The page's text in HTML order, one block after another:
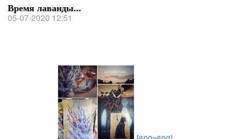
Время лаванды...
05-07-2020 12:51